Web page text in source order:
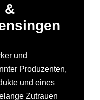
&
und
Produzenten,
und eines
Zutrauen